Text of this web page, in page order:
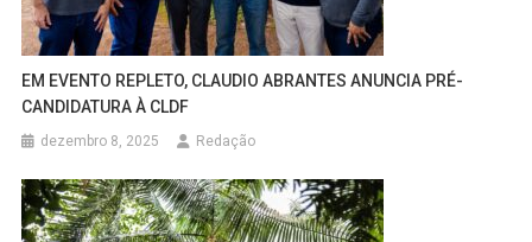
EM EVENTO REPLETO, CLAUDIO ABRANTES ANUNCIA PRÉ-
CANDIDATURA À CLDF
dezembro 8, 2025 Redação